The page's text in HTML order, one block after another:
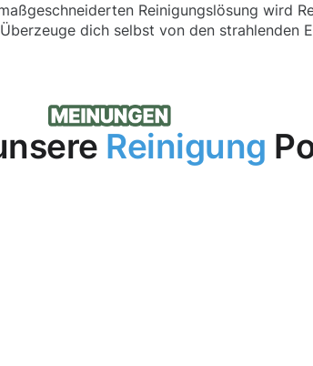
Reinigungslösung wird
dich selbst von den strahlenden
Reinigung